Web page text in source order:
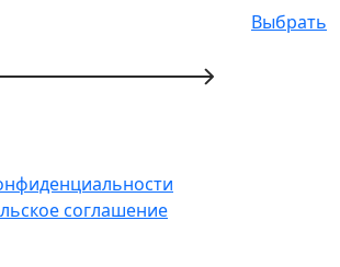
Выбрать
соглашение